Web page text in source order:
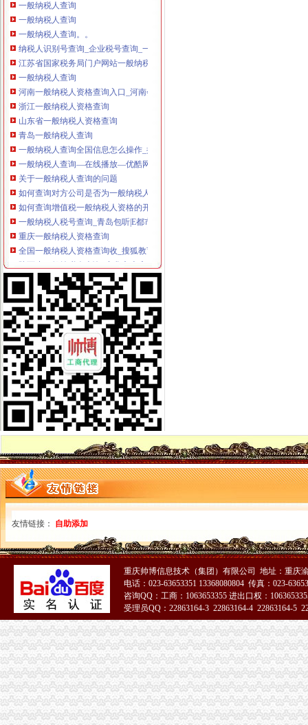
一般纳税人查询
一般纳税人查询。。
纳税人识别号查询_企业税号查询_一般纳税人查询
江苏省国家税务局门户网站一般纳税人查询
一般纳税人查询
河南一般纳税人资格查询入口_河南会计网
浙江一般纳税人资格查询
山东省一般纳税人资格查询
青岛一般纳税人查询
一般纳税人查询全国信息怎么操作_搜狐其它_搜狐网
一般纳税人查询—在线播放—优酷网,高清在线观看
关于一般纳税人查询的问题
如何查询对方公司是否为一般纳税人。-文章
如何查询增值税一般纳税人资格的开始年月？_百度知道
一般纳税人税号查询_青岛包听|E都市
重庆一般纳税人资格查询
全国一般纳税人资格查询收_搜狐教育_搜狐网
陕西省一般纳税人查询_中华文本库
一般纳税人提供技术咨询服务,税率是多少？_中华会计网校_税务网校
一般纳税人查询电话-深圳爱问分类
新疆一般纳税人查询-天津爱问分类
请问山西省一般纳税人资格在哪里查询-山西国税答疑170
四川一般纳税人资格查询：四川财
全国一般纳税人资格查询
如何查询一般纳税人资格（以广东为例）_增值税一般纳税人查询_一般
增值税一般纳税人查询–会计网词库
一般纳税人资格查询
广东一般纳税人查询App下载|一般纳税人查询广东税务局版下载2.4.0
四川省国税网上办税服务厅增值税一般纳税人资格查询
关于一般纳税人与小规模纳税人的查询
一般纳税人咨询公司,开展教育服务,增值税有优惠吗_中华会计网校_
一般纳税人税率查询|一般纳税人如何算税
上海税务网的一般纳税人资格查询,可以查来自上海税务-微博
北京各区一般纳税人资格查询帮助你three_周边服务栏目_机电之家网
一般纳税人资格查询_中华文本库
如何查询增值税一般纳税人认定信息？_资料网
一般纳税人查询广东税务局版2.4.0安卓版-新云软件园
如何查询一般纳税人资格_百度经验
青岛一般纳税人查询
一般纳税人查询
税务咨询一般纳税人认定_志趣网
代理记账200起、财税咨询、一般纳税人认定长春记账报税今题网
一般纳税人查询
重庆一般纳税人资格查询
一般纳税人查询一般纳税人查询
重庆一般纳税人资格查询：http://218.70.65.72:3002/fpcx/
重庆一般纳税人申请：路源咨询—专业代办安全生产许可证-重庆爱问
一般纳税人信息查询
一般纳税人查询
友情链接： 自助添加
重庆帅博信息技术（集团）有限公司 地址：重庆
电话：023-63653351 13368080804 传真：023-
咨询QQ：工商：1063653355 进出口权：
受理员QQ：22863164-3 22863164-4 22863164-5